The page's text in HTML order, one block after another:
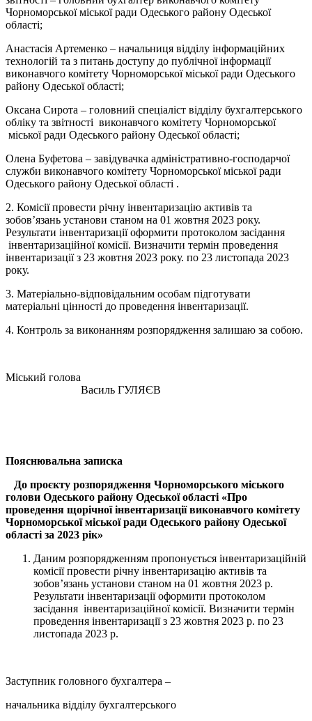
Чорноморської міської ради Одеського району Одеської
області;
Анастасія Артеменко – начальниця відділу інформаційних
технологій та з питань доступу до публічної інформації
виконавчого комітету Чорноморської міської ради Одеського
району Одеської області;
Оксана Сирота – головний спеціаліст відділу бухгалтерського
обліку та звітності виконавчого комітету Чорноморської
міської ради Одеського району Одеської області;
Олена Буфетова – завідувачка адміністративно-господарчої
служби виконавчого комітету Чорноморської міської ради
Одеського району Одеської області .
2. Комісії провести річну інвентаризацію активів та
зобов’язань установи станом на 01 жовтня 2023 року.
Результати інвентаризації оформити протоколом засідання
інвентаризаційної комісії. Визначити термін проведення
інвентаризації з 23 жовтня 2023 року. по 23 листопада 2023
року.
3. Матеріально-відповідальним особам підготувати
матеріальні цінності до проведення інвентаризації.
4. Контроль за виконанням розпорядження залишаю за собою.
Міський голова
Василь ГУЛЯЄВ
Пояснювальна записка
До проєкту розпорядження Чорноморського міського
голови Одеського району Одеської області «Про
проведення щорічної інвентаризації виконавчого комітету
Чорноморської міської ради Одеського району Одеської
області за 2023 рік»
Даним розпорядженням пропонується інвентаризаційній
комісії провести річну інвентаризацію активів та
зобов’язань установи станом на 01 жовтня 2023 р.
Результати інвентаризації оформити протоколом
засідання інвентаризаційної комісії. Визначити термін
проведення інвентаризації з 23 жовтня 2023 р. по 23
листопада 2023 р.
Заступник головного бухгалтера –
начальника відділу бухгалтерського